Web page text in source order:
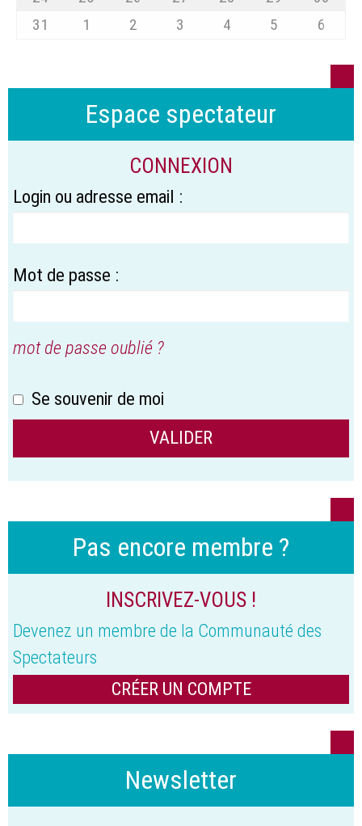
31
1 2 3 4 5 6
Espace spectateur
CONNEXION
Login ou adresse email :
Mot de passe :
mot de passe oublié ?
Se souvenir de moi
Pas encore membre ?
INSCRIVEZ-VOUS !
Devenez un membre de la Communauté des
Spectateurs
CRÉER UN COMPTE
Newsletter